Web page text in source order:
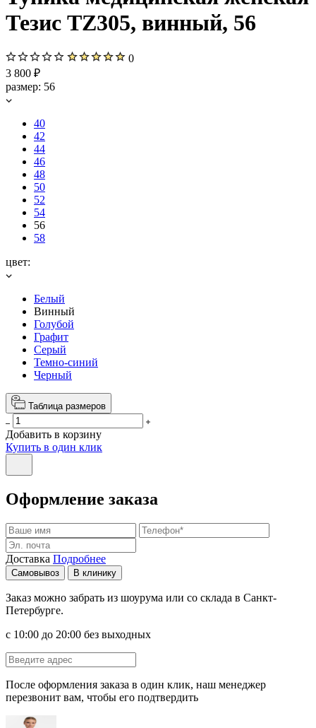
Тезис TZ305, винный, 56
0
3 800 ₽
размер: 56
40
42
44
46
48
50
52
54
56
58
цвет:
Белый
Винный
Голубой
Графит
Серый
Темно-синий
Черный
Таблица размеров
Добавить в корзину
Купить в один клик
Оформление заказа
Доставка Подробнее
Самовывоз В клинику
Заказ можно забрать из шоурума или со склада в Санкт-
Петербурге.
с 10:00 до 20:00 без выходных
После оформления заказа в один клик, наш менеджер
перезвонит вам, чтобы его подтвердить